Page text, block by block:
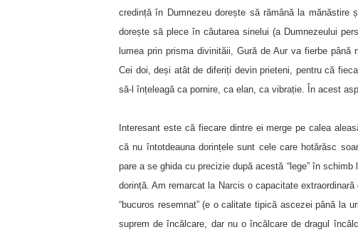
credință în Dumnezeu dorește să rămână la mănăstire
dorește să plece în căutarea sinelui (a Dumnezeului
lumea prin prisma divinităii, Gură de Aur va fierbe
Cei doi, deși atât de diferiți devin prieteni, pentru că
să-l înțeleagă ca pornire, ca elan, ca vibrație. În acest
Interesant este că fiecare dintre ei merge pe calea
că nu întotdeauna dorințele sunt cele care hotărăsc
pare a se ghida cu precizie după acestă “lege” în
dorință. Am remarcat la Narcis o capacitate
“bucuros resemnat” (e o calitate tipică ascezei până la
suprem de încălcare, dar nu o încălcare de dragul